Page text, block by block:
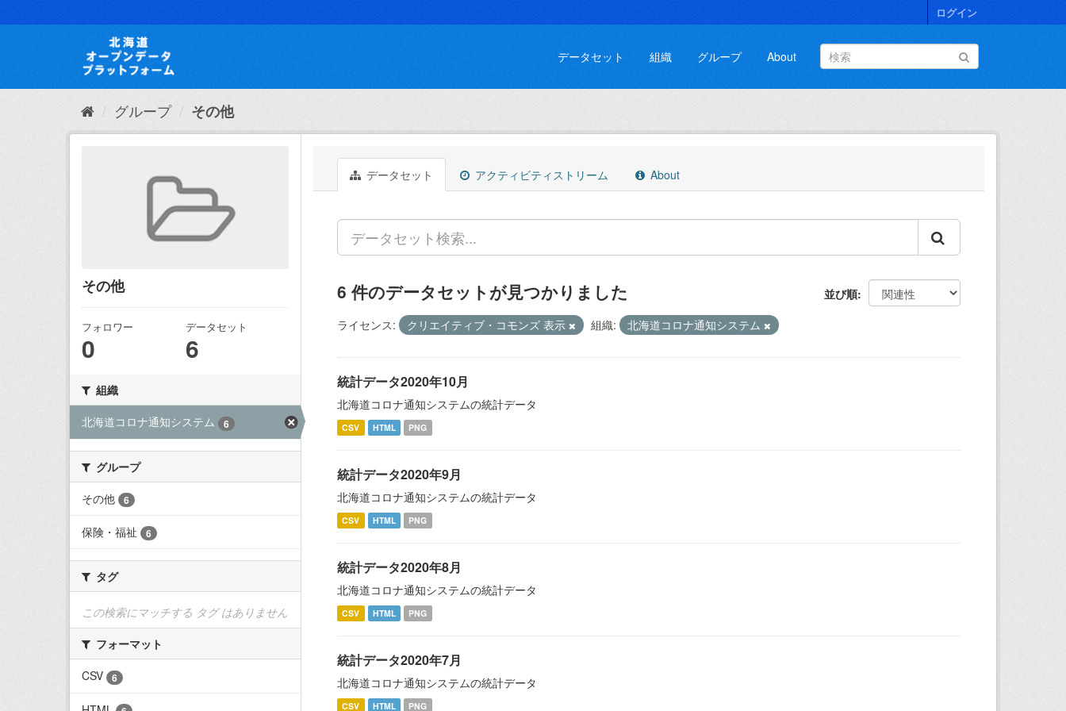
キ
て
ログイン
データセット 組織 グループ About
グループ その他
その他
フォロワー
0
データセット
6
組織
北海道コロナ通知システム
6
グループ
その他
6
保険・福祉 6
タグ
この検索にマッチする タグ はありません
フォーマット
CSV
6
データセット アクティビティストリーム About
並び順
6 件のデータセットが見つかりました
ライセンス: クリエイティブ・コモンズ 表示 組織: 北海道コロナ通知システム
統計データ2020年10月
北海道コロナ通知システムの統計データ
CSV HTML PNG
統計データ2020年9月
北海道コロナ通知システムの統計データ
CSV HTML PNG
統計データ2020年8月
北海道コロナ通知システムの統計データ
CSV HTML PNG
統計データ2020年7月
北海道コロナ通知システムの統計データ
CSV HTML PNG